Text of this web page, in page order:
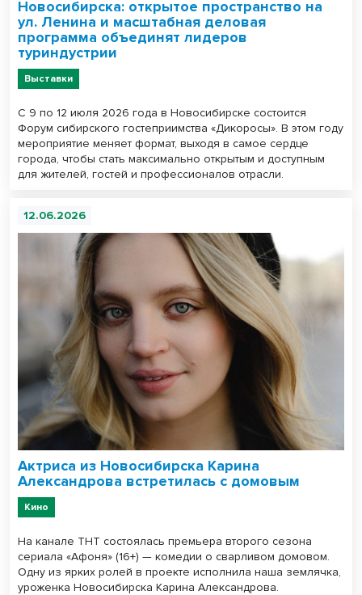
Новосибирска: открытое пространство на
ул. Ленина и масштабная деловая
программа объединят лидеров
туриндустрии
Выставки
С 9 по 12 июля 2026 года в Новосибирске состоится
Форум сибирского гостеприимства «Дикоросы». В этом году
мероприятие меняет формат, выходя в самое сердце
города, чтобы стать максимально открытым и доступным
для жителей, гостей и профессионалов отрасли.
12.06.2026
Актриса из Новосибирска Карина
Александрова встретилась с домовым
Кино
На канале ТНТ состоялась премьера второго сезона
сериала «Афоня» (16+) — комедии о сварливом домовом.
Одну из ярких ролей в проекте исполнила наша землячка,
уроженка Новосибирска Карина Александрова.